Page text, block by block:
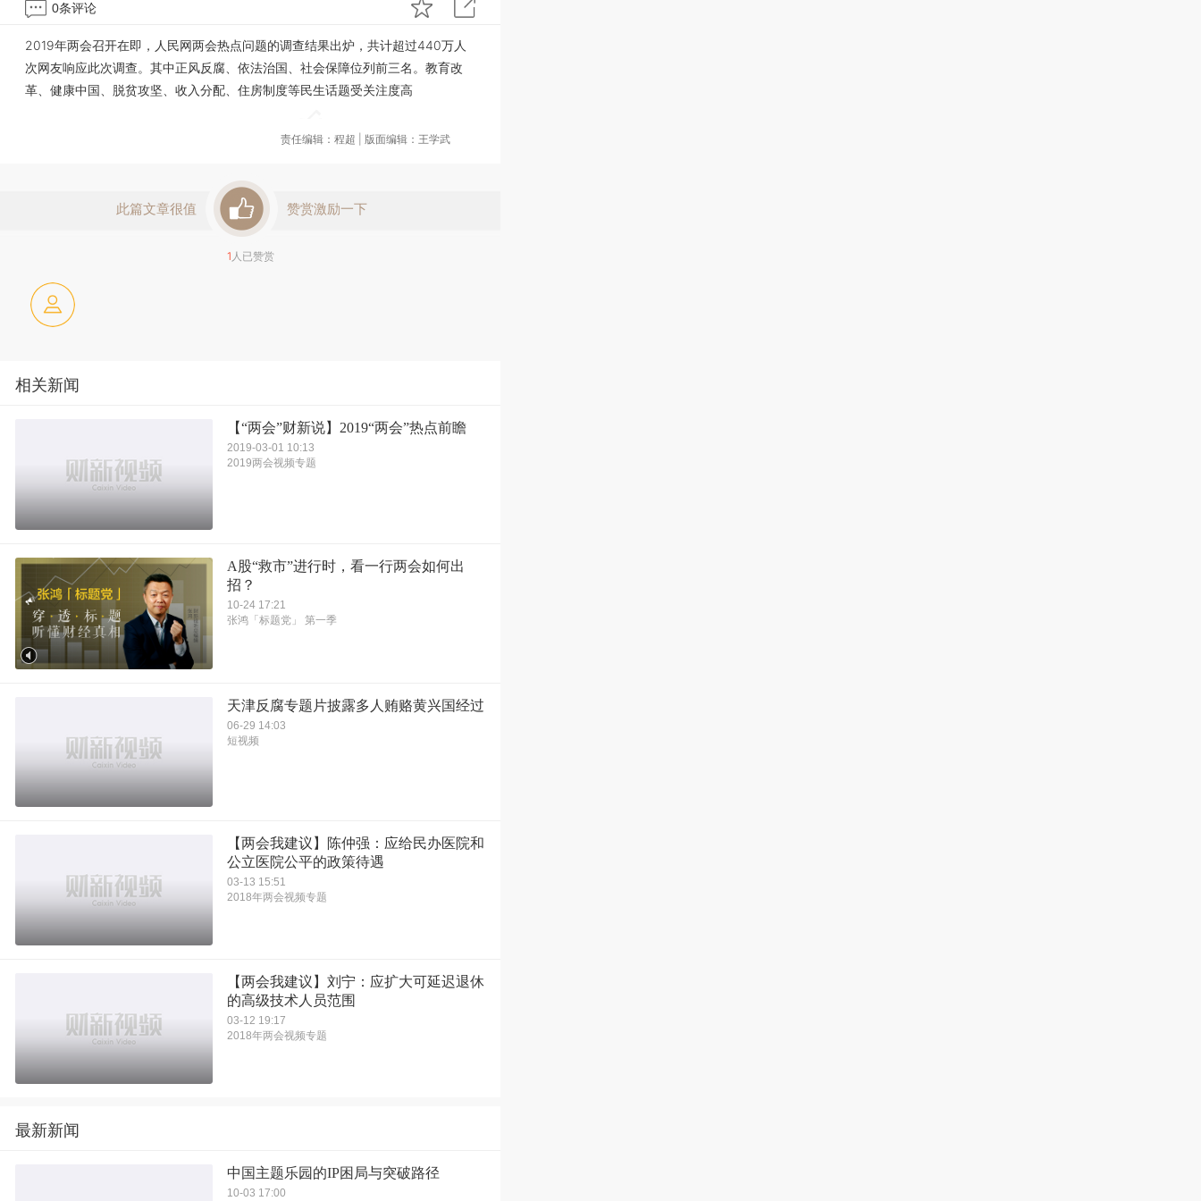
0条评论
2019年两会召开在即，人民网两会热点问题的调查结果出炉，共计超过440万人
次网友响应此次调查。其中正风反腐、依法治国、社会保障位列前三名。教育改
革、健康中国、脱贫攻坚、收入分配、住房制度等民生话题受关注度高
责任编辑：程超 | 版面编辑：王学武
此篇文章很值 赞赏激励一下
1 人已赞赏
相关新闻
【“两会”财新说】2019“两会”热点前瞻
2019-03-01 10:13
2019两会视频专题
A股“救市”进行时，看一行两会如何出
招？
10-24 17:21
张鸿「标题党」 第一季
天津反腐专题片披露多人贿赂黄兴国经过
06-29 14:03
短视频
【两会我建议】陈仲强：应给民办医院和
公立医院公平的政策待遇
03-13 15:51
2018年两会视频专题
【两会我建议】刘宁：应扩大可延迟退休
的高级技术人员范围
03-12 19:17
2018年两会视频专题
最新新闻
中国主题乐园的IP困局与突破路径
10-03 17:00